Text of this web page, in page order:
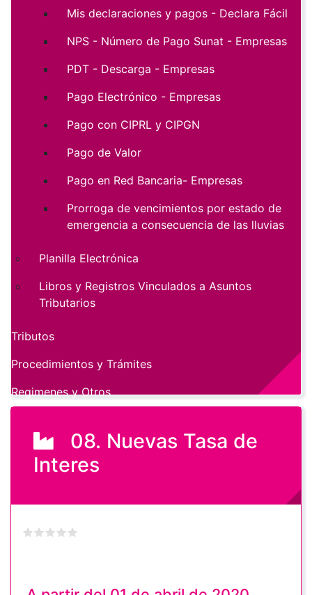
08. Nuevas Tasa de
Interes
Mis declaraciones y pagos - Declara Fácil
NPS - Número de Pago Sunat - Empresas
PDT - Descarga - Empresas
Pago Electrónico - Empresas
Pago con CIPRL y CIPGN
Pago de Valor
Pago en Red Bancaria- Empresas
Prorroga de vencimientos por estado de
emergencia a consecuencia de las lluvias
Planilla Electrónica
Libros y Registros Vinculados a Asuntos
Tributarios
Tributos
Procedimientos y Trámites
Regimenes y Otros